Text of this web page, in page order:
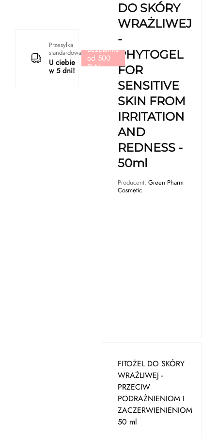
Przesyłka
standardowa
U ciebie
w 5 dni!
Bezpłatnie
od 500
PLN
DO SKÓRY
WRAŻLIWEJ
-
PHYTOGEL
FOR
SENSITIVE
SKIN FROM
IRRITATION
AND
REDNESS -
50ml
Producent: Green Pharm
Cosmetic
FITOŻEL DO SKÓRY
WRAŻLIWEJ -
PRZECIW
PODRAŻNIENIOM I
ZACZERWIENIENIOM
50 ml